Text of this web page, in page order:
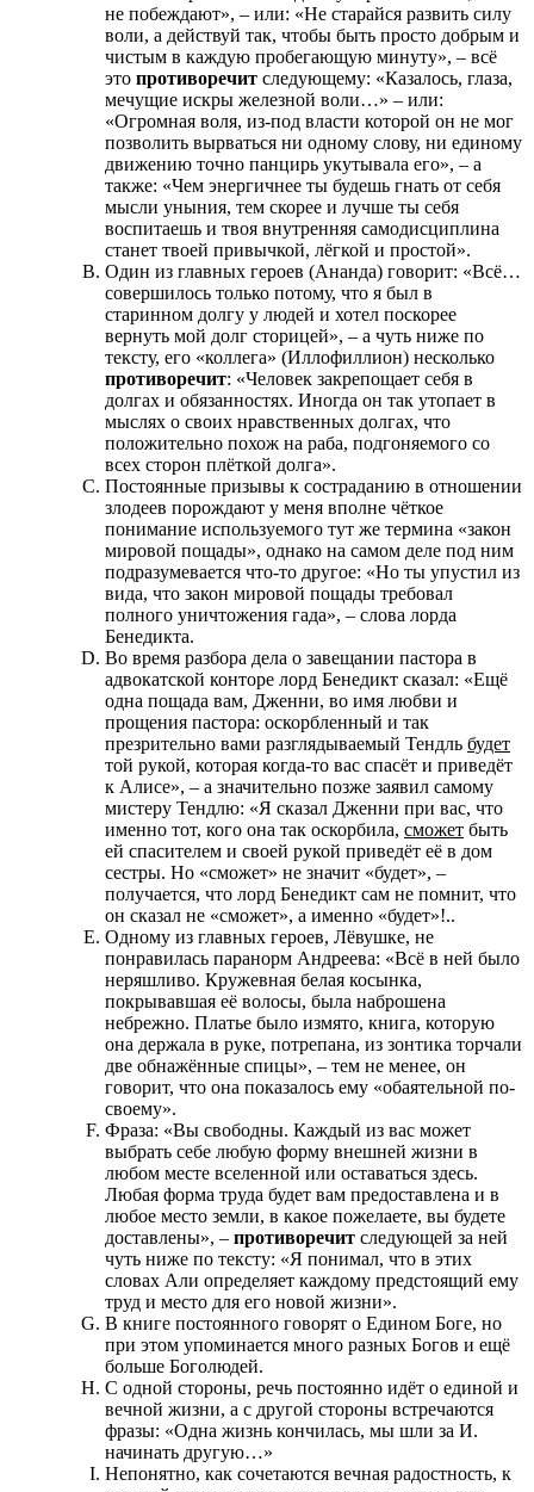
не побеждают», – или: «Не старайся развить силу
воли, а действуй так, чтобы быть просто добрым и
чистым в каждую пробегающую минуту», – всё
это противоречит следующему: «Казалось, глаза,
мечущие искры железной воли…» – или:
«Огромная воля, из-под власти которой он не мог
позволить вырваться ни одному слову, ни единому
движению точно панцирь укутывала его», – а
также: «Чем энергичнее ты будешь гнать от себя
мысли уныния, тем скорее и лучше ты себя
воспитаешь и твоя внутренняя самодисциплина
станет твоей привычкой, лёгкой и простой».
Один из главных героев (Ананда) говорит: «Всё…
совершилось только потому, что я был в
старинном долгу у людей и хотел поскорее
вернуть мой долг сторицей», – а чуть ниже по
тексту, его «коллега» (Иллофиллион) несколько
противоречит: «Человек закрепощает себя в
долгах и обязанностях. Иногда он так утопает в
мыслях о своих нравственных долгах, что
положительно похож на раба, подгоняемого со
всех сторон плёткой долга».
Постоянные призывы к состраданию в отношении
злодеев порождают у меня вполне чёткое
понимание используемого тут же термина «закон
мировой пощады», однако на самом деле под ним
подразумевается что-то другое: «Но ты упустил из
вида, что закон мировой пощады требовал
полного уничтожения гада», – слова лорда
Бенедикта.
Во время разбора дела о завещании пастора в
адвокатской конторе лорд Бенедикт сказал: «Ещё
одна пощада вам, Дженни, во имя любви и
прощения пастора: оскорбленный и так
презрительно вами разглядываемый Тендль будет
той рукой, которая когда-то вас спасёт и приведёт
к Алисе», – а значительно позже заявил самому
мистеру Тендлю: «Я сказал Дженни при вас, что
именно тот, кого она так оскорбила, сможет быть
ей спасителем и своей рукой приведёт её в дом
сестры. Но «сможет» не значит «будет», –
получается, что лорд Бенедикт сам не помнит, что
он сказал не «сможет», а именно «будет»!..
Одному из главных героев, Лёвушке, не
понравилась паранорм Андреева: «Всё в ней было
неряшливо. Кружевная белая косынка,
покрывавшая её волосы, была наброшена
небрежно. Платье было измято, книга, которую
она держала в руке, потрепана, из зонтика торчали
две обнажённые спицы», – тем не менее, он
говорит, что она показалось ему «обаятельной по-
своему».
Фраза: «Вы свободны. Каждый из вас может
выбрать себе любую форму внешней жизни в
любом месте вселенной или оставаться здесь.
Любая форма труда будет вам предоставлена и в
любое место земли, в какое пожелаете, вы будете
доставлены», – противоречит следующей за ней
чуть ниже по тексту: «Я понимал, что в этих
словах Али определяет каждому предстоящий ему
труд и место для его новой жизни».
В книге постоянного говорят о Едином Боге, но
при этом упоминается много разных Богов и ещё
больше Боголюдей.
С одной стороны, речь постоянно идёт о единой и
вечной жизни, а с другой стороны встречаются
фразы: «Одна жизнь кончилась, мы шли за И.
начинать другую…»
Непонятно, как сочетаются вечная радостность, к